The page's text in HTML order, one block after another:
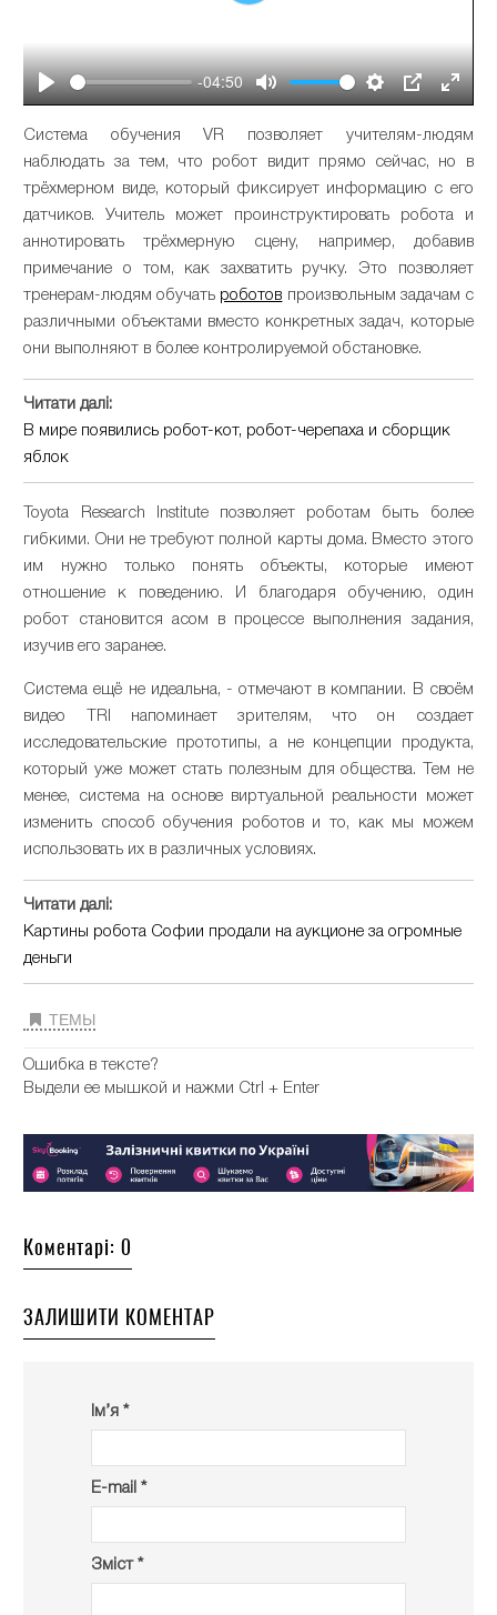
Play
-04:50
Mute Settings
PIP Enter
Система обучения VR позволяет учителям-людям
наблюдать за тем, что робот видит прямо сейчас, но в
трёхмерном виде, который фиксирует информацию с его
датчиков. Учитель может проинструктировать робота и
аннотировать трёхмерную сцену, например, добавив
примечание о том, как захватить ручку. Это позволяет
тренерам-людям обучать роботов произвольным задачам с
различными объектами вместо конкретных задач, которые
они выполняют в более контролируемой обстановке.
Читати далі:
В мире появились робот-кот, робот-черепаха и сборщик
яблок
Toyota Research Institute позволяет роботам быть более
гибкими. Они не требуют полной карты дома. Вместо этого
им нужно только понять объекты, которые имеют
отношение к поведению. И благодаря обучению, один
робот становится асом в процессе выполнения задания,
изучив его заранее.
Система ещё не идеальна, - отмечают в компании. В своём
видео TRI напоминает зрителям, что он создает
исследовательские прототипы, а не концепции продукта,
который уже может стать полезным для общества. Тем не
менее, система на основе виртуальной реальности может
изменить способ обучения роботов и то, как мы можем
использовать их в различных условиях.
Читати далі:
Картины робота Софии продали на аукционе за огромные
деньги
ТЕМЫ
Ошибка в тексте?
Выдели ее мышкой и нажми Ctrl + Enter
Коментарі: 0
ЗАЛИШИТИ КОМЕНТАР
Ім’я *
E-mail *
Зміст *